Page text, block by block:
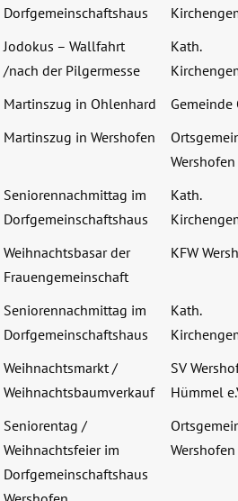
Dorfgemeinschaftshaus
Jodokus – Wallfahrt
/nach der Pilgermesse
Kath.
Martinszug in Ohlenhard
Martinszug in Wershofen
Wershofen
Seniorennachmittag im
Dorfgemeinschaftshaus
Kath.
Weihnachtsbasar der
Frauengemeinschaft
KFW
Seniorennachmittag im
Dorfgemeinschaftshaus
Kath.
Weihnachtsmarkt /
Weihnachtsbaumverkauf
SV
Hümmel
Seniorentag /
Weihnachtsfeier im
Dorfgemeinschaftshaus
Wershofen